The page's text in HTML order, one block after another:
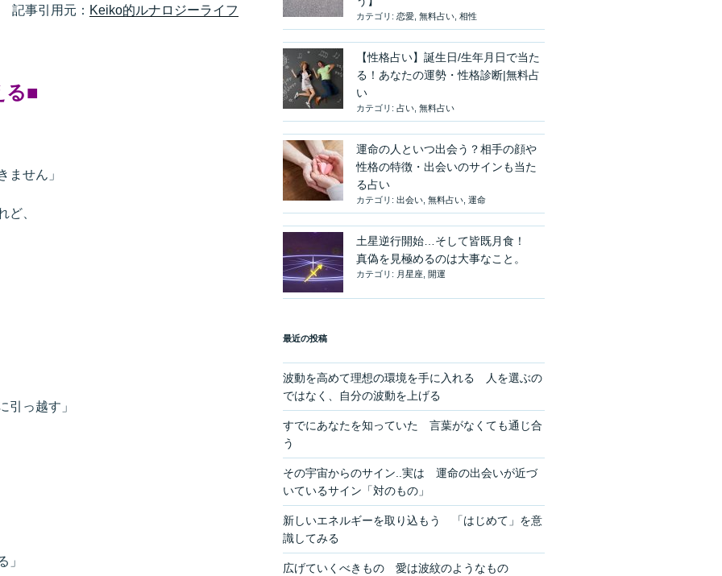
記事引用元： Keiko的ルナロジーライフ
る■
ません」
ど、
引っ越す」
」
カテゴリ: 恋愛, 無料占い, 相性
【性格占い】誕生日/生年月日で当た
る！あなたの運勢・性格診断|無料占
い
カテゴリ: 占い, 無料占い
運命の人といつ出会う？相手の顔や
性格の特徴・出会いのサインも当た
る占い
カテゴリ: 出会い, 無料占い, 運命
土星逆行開始…そして皆既月食！
真偽を見極めるのは大事なこと。
カテゴリ: 月星座, 開運
最近の投稿
波動を高めて理想の環境を手に入れる 人を選ぶの
ではなく、自分の波動を上げる
すでにあなたを知っていた 言葉がなくても通じ合
う
その宇宙からのサイン..実は 運命の出会いが近づ
いているサイン「対のもの」
新しいエネルギーを取り込もう 「はじめて」を意
識してみる
広げていくべきもの 愛は波紋のようなもの